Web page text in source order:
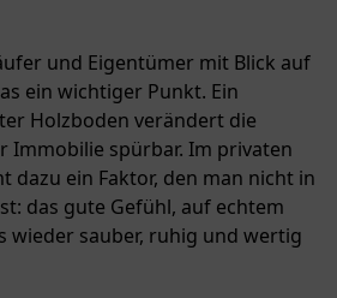
und Eigentümer mit Blick auf
ein wichtiger Punkt. Ein
Holzboden verändert die
Immobilie spürbar. Im privaten
dazu ein Faktor, den man nicht in
das gute Gefühl, auf echtem
wieder sauber, ruhig und wertig